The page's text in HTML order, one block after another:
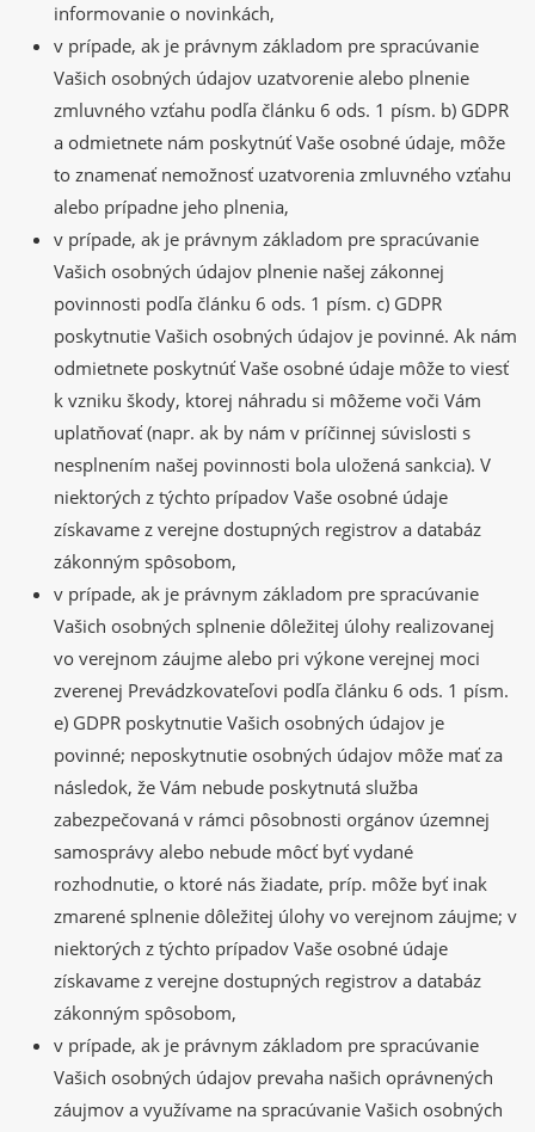
informovanie o novinkách,
v prípade, ak je právnym základom pre spracúvanie
Vašich osobných údajov uzatvorenie alebo plnenie
zmluvného vzťahu podľa článku 6 ods. 1 písm. b) GDPR
a odmietnete nám poskytnúť Vaše osobné údaje, môže
to znamenať nemožnosť uzatvorenia zmluvného vzťahu
alebo prípadne jeho plnenia,
v prípade, ak je právnym základom pre spracúvanie
Vašich osobných údajov plnenie našej zákonnej
povinnosti podľa článku 6 ods. 1 písm. c) GDPR
poskytnutie Vašich osobných údajov je povinné. Ak nám
odmietnete poskytnúť Vaše osobné údaje môže to viesť
k vzniku škody, ktorej náhradu si môžeme voči Vám
uplatňovať (napr. ak by nám v príčinnej súvislosti s
nesplnením našej povinnosti bola uložená sankcia). V
niektorých z týchto prípadov Vaše osobné údaje
získavame z verejne dostupných registrov a databáz
zákonným spôsobom,
v prípade, ak je právnym základom pre spracúvanie
Vašich osobných splnenie dôležitej úlohy realizovanej
vo verejnom záujme alebo pri výkone verejnej moci
zverenej Prevádzkovateľovi podľa článku 6 ods. 1 písm.
e) GDPR poskytnutie Vašich osobných údajov je
povinné; neposkytnutie osobných údajov môže mať za
následok, že Vám nebude poskytnutá služba
zabezpečovaná v rámci pôsobnosti orgánov územnej
samosprávy alebo nebude môcť byť vydané
rozhodnutie, o ktoré nás žiadate, príp. môže byť inak
zmarené splnenie dôležitej úlohy vo verejnom záujme; v
niektorých z týchto prípadov Vaše osobné údaje
získavame z verejne dostupných registrov a databáz
zákonným spôsobom,
v prípade, ak je právnym základom pre spracúvanie
Vašich osobných údajov prevaha našich oprávnených
záujmov a využívame na spracúvanie Vašich osobných